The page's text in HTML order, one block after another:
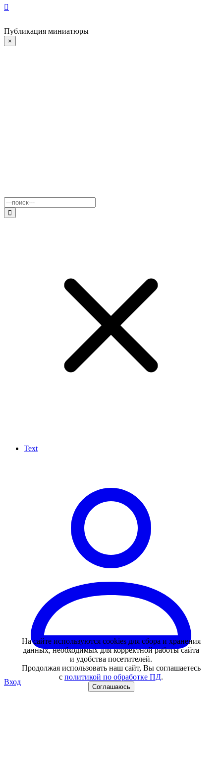
Публикация миниатюры
×
Text
Вход
На сайте используются cookies для сбора и хранения
данных, необходимых для корректной работы сайта
и удобства посетителей.
Продолжая использовать наш сайт, Вы соглашаетесь
с политикой по обработке ПД.
Соглашаюсь